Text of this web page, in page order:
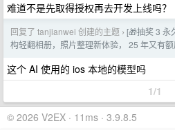
难道不是先取得授权再去开发上线吗？
回复了 tanjianwei 创建的主题 › [🎁抽奖 3 永
构轻翻相册，照片整理新体验， 25 年又有
这个 AI 使用的 ios 本地的模型吗
1/1
© 2026 V2EX · 11ms · 3.9.8.5